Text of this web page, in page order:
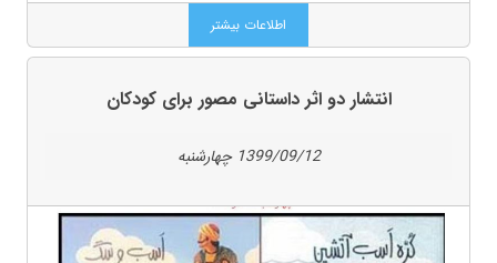
اطلاعات بیشتر
انتشار دو اثر داستانی مصور برای کودکان
1399/09/12 چهارشنبه